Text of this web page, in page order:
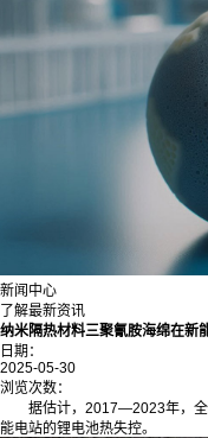
新闻中心
了解最新资讯
纳米隔热材料三聚氰胺海绵在新
日期：
2025-05-30
浏览次数：
据估计，2017—2023年，
能电站的锂电池热失控。